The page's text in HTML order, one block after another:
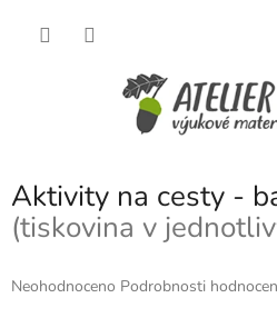
Aktivity na cesty -
(tiskovina v
Průměrné
Neohodnoceno Podrobnosti